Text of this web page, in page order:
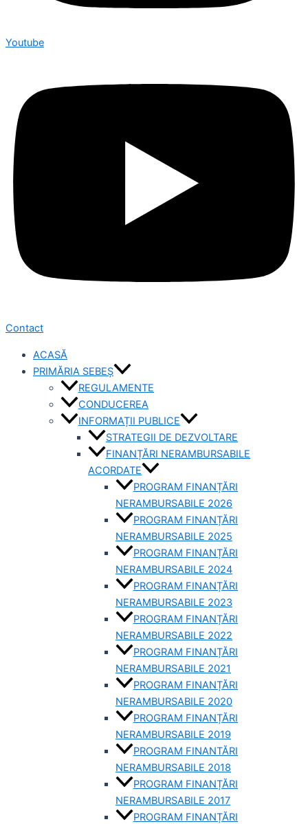
Youtube
Contact
ACASĂ
PRIMĂRIA SEBEȘ
REGULAMENTE
CONDUCEREA
INFORMAȚII PUBLICE
STRATEGII DE DEZVOLTARE
FINANȚĂRI NERAMBURSABILE
ACORDATE
PROGRAM FINANȚĂRI
NERAMBURSABILE 2026
PROGRAM FINANȚĂRI
NERAMBURSABILE 2025
PROGRAM FINANȚĂRI
NERAMBURSABILE 2024
PROGRAM FINANȚĂRI
NERAMBURSABILE 2023
PROGRAM FINANȚĂRI
NERAMBURSABILE 2022
PROGRAM FINANȚĂRI
NERAMBURSABILE 2021
PROGRAM FINANȚĂRI
NERAMBURSABILE 2020
PROGRAM FINANȚĂRI
NERAMBURSABILE 2019
PROGRAM FINANTĂRI
NERAMBURSABILE 2018
PROGRAM FINANȚĂRI
NERAMBURSABILE 2017
PROGRAM FINANȚĂRI